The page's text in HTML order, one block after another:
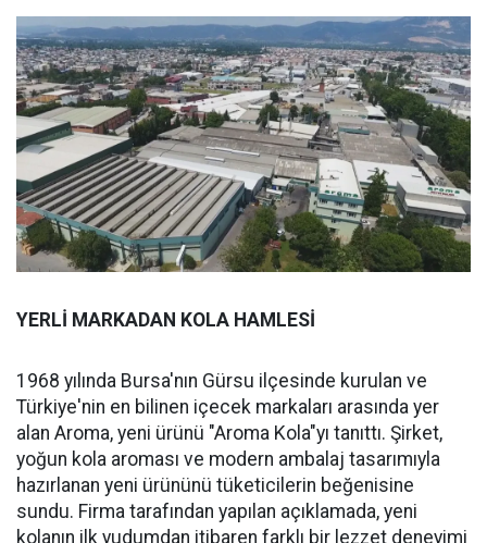
YERLİ MARKADAN KOLA HAMLESİ
1968 yılında Bursa'nın Gürsu ilçesinde kurulan ve
Türkiye'nin en bilinen içecek markaları arasında yer
alan Aroma, yeni ürünü "Aroma Kola"yı tanıttı. Şirket,
yoğun kola aroması ve modern ambalaj tasarımıyla
hazırlanan yeni ürününü tüketicilerin beğenisine
sundu. Firma tarafından yapılan açıklamada, yeni
kolanın ilk yudumdan itibaren farklı bir lezzet deneyimi